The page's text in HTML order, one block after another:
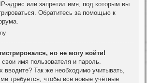
адрес или запретил имя, под которым вы
Обратитесь за помощью к
но не могу войти!
имя пользователя и пароль.
вводите? Так же необходимо учитывать,
требуется, чтобы все новые учётные